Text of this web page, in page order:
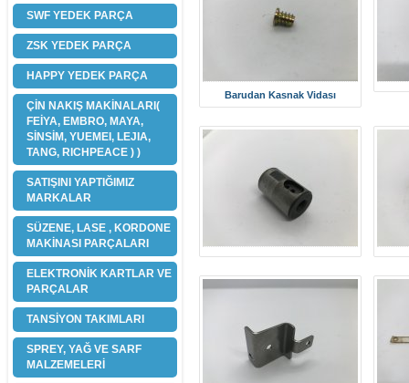
SWF YEDEK PARÇA
ZSK YEDEK PARÇA
HAPPY YEDEK PARÇA
ÇİN NAKIŞ MAKİNALARI(
FEİYA, EMBRO, MAYA,
SİNSİM, YUEMEI, LEJIA,
TANG, RICHPEACE ) )
SATIŞINI YAPTIĞIMIZ
MARKALAR
SÜZENE, LASE , KORDONE
MAKİNASI PARÇALARI
ELEKTRONİK KARTLAR VE
PARÇALAR
TANSİYON TAKIMLARI
SPREY, YAĞ VE SARF
MALZEMELERİ
Barudan Kasnak Vidası